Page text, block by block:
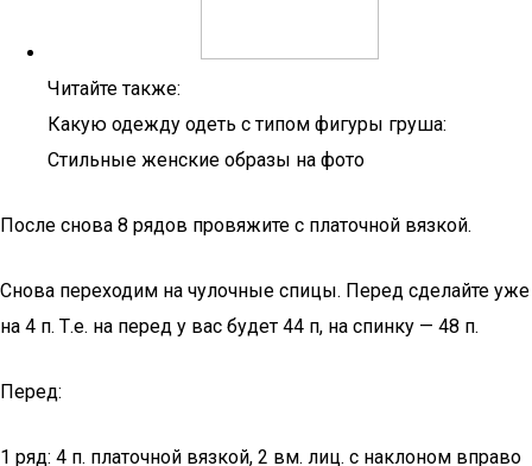
Читайте также:
Какую одежду одеть с типом фигуры груша:
Стильные женские образы на фото
После снова 8 рядов провяжите с платочной вязкой.
Снова переходим на чулочные спицы. Перед сделайте уже
на 4 п. Т.е. на перед у вас будет 44 п, на спинку — 48 п.
Перед:
1 ряд: 4 п. платочной вязкой, 2 вм. лиц. с наклоном вправо